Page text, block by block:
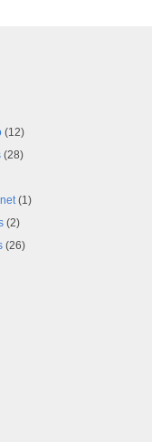
(12)
(28)
(1)
(2)
(26)